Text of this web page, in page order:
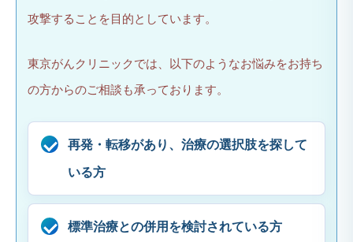
攻撃することを目的としています。
東京がんクリニックでは、以下のようなお悩みをお持ち
の方からのご相談も承っております。
再発・転移があり、治療の選択肢を探して
いる方
標準治療との併用を検討されている方